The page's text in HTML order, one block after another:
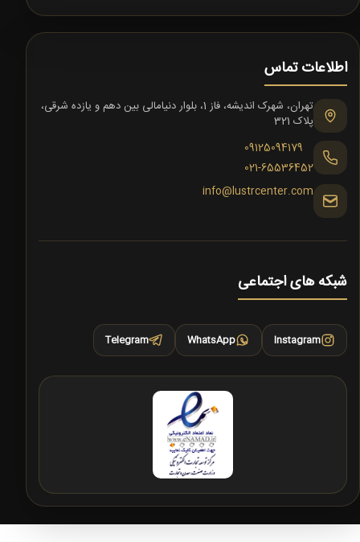
اطلاعات تماس
تهران، شهرک اندیشه، فاز 1، بلوار دنیامالی بین دهم و یازده شرقی،
پلاک 321
09125094179
021-65536452
info@lustrcenter.com
شبکه های اجتماعی
Instagram
WhatsApp
Telegram